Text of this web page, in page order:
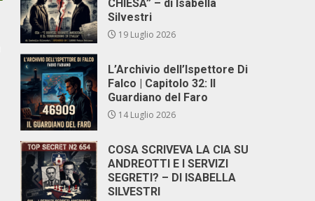
CHIESA” – di Isabella
Silvestri
19 Luglio 2026
L’Archivio dell’Ispettore Di
Falco | Capitolo 32: Il
Guardiano del Faro
14 Luglio 2026
COSA SCRIVEVA LA CIA SU
ANDREOTTI E I SERVIZI
SEGRETI? – DI ISABELLA
SILVESTRI